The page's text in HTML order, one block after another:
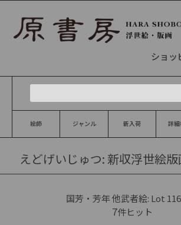
ショッ
絵師 ジャンル 新入荷 詳
えどげいじゅつ: 新収浮世絵
国芳・芳年 他武者絵: Lot
7件ヒット